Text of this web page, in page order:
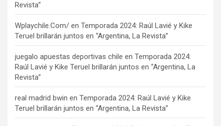
Revista”
Wplaychile.Com/ en Temporada 2024: Raúl Lavié y Kike
Teruel brillarán juntos en “Argentina, La Revista”
juegalo apuestas deportivas chile en Temporada 2024:
Raúl Lavié y Kike Teruel brillarán juntos en “Argentina, La
Revista”
real madrid bwin en Temporada 2024: Raúl Lavié y Kike
Teruel brillarán juntos en “Argentina, La Revista”